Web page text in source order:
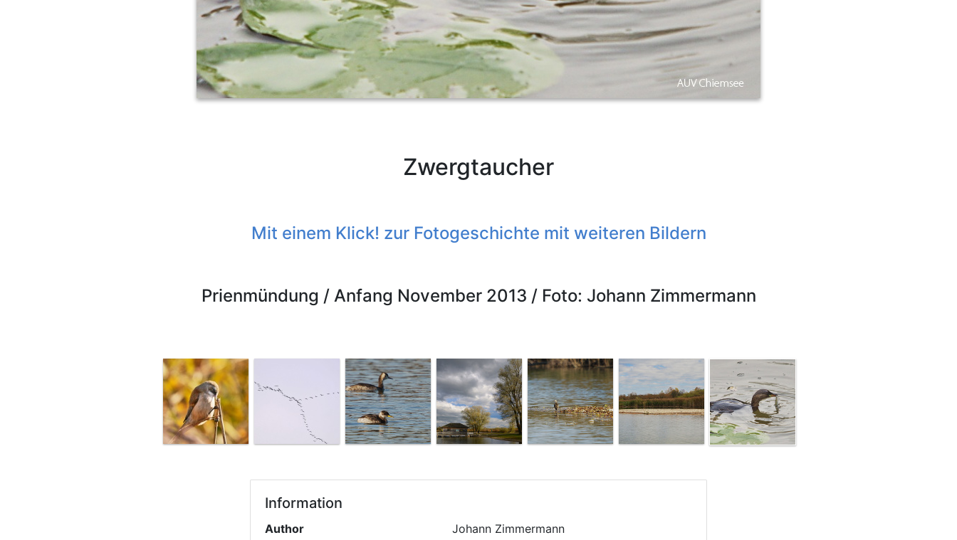
Zwergtaucher
Mit einem Klick! zur Fotogeschichte mit weiteren Bildern
Prienmündung / Anfang November 2013 / Foto: Johann Zimmermann
Information
Author Johann Zimmermann